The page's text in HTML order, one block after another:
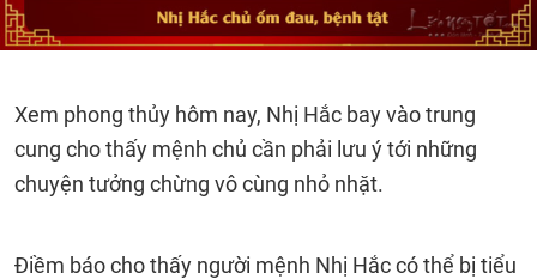
Xem phong thủy hôm nay, Nhị Hắc bay vào trung
cung cho thấy mệnh chủ cần phải lưu ý tới những
chuyện tưởng chừng vô cùng nhỏ nhặt.
Điềm báo cho thấy người mệnh Nhị Hắc có thể bị tiểu